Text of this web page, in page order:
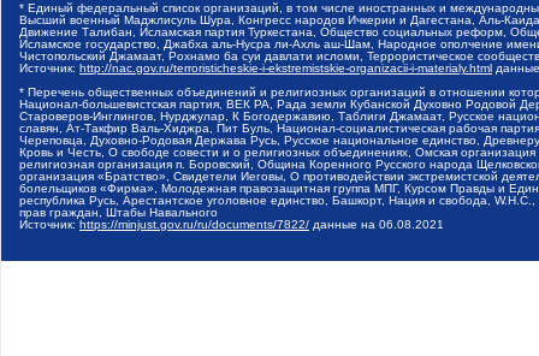
* Единый федеральный список организаций, в том числе иностранных и
Высший военный Маджлисуль Шура, Конгресс народов Ичкерии и Дагестана, Аль-
Движение Талибан, Исламская партия Туркестана, Общество социальных реформ,
Исламское государство, Джабха аль-Нусра ли-Ахль аш-Шам, Народное ополчение
Чистопольский Джамаат, Рохнамо ба суи давлати исломи, Террористическое
Источник: http://nac.gov.ru/terroristicheskie-i-ekstremistskie-organizacii-i-materialy.html
* Перечень общественных объединений и религиозных организаций в отношении
Национал-большевистская партия, ВЕК РА, Рада земли Кубанской Духовно Родовой
Староверов-Инглингов, Нурджулар, К Богодержавию, Таблиги Джамаат, Русское
славян, Ат-Такфир Валь-Хиджра, Пит Буль, Национал-социалистическая рабочая
Череповца, Духовно-Родовая Держава Русь, Русское национальное единство,
Кровь и Честь, О свободе совести и о религиозных объединениях, Омская
религиозная организация п. Боровский, Община Коренного Русского народа
организация «Братство», Свидетели Иеговы, О противодействии экстремистской
болельщиков «Фирма», Молодежная правозащитная группа МПГ, Курсом Правды и
республика Русь, Арестантское уголовное единство, Башкорт, Нация и свобода,
прав граждан, Штабы Навального
Источник: https://minjust.gov.ru/ru/documents/7822/ данные на 06.08.2021